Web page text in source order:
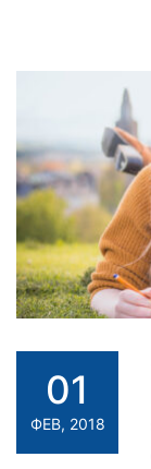
01
ФЕВ, 2018